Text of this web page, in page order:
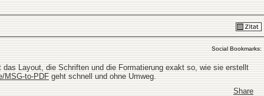
Social Bookmarks:
Layout, die Schriften und die Formatierung exakt so, wie sie erstellt
MSG-to-PDF geht schnell und ohne Umweg.
Share